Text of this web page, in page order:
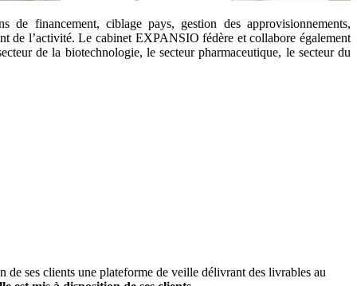
de financement, ciblage pays, gestion des approvisionnements,
de l’activité. Le cabinet EXPANSIO fédère et collabore également
de la biotechnologie, le secteur pharmaceutique, le secteur du
de ses clients une plateforme de veille délivrant des livrables au